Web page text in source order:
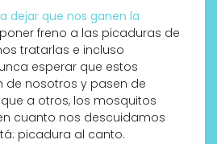
dejar que nos ganen la
freno a las picaduras de
tratarlas e incluso
esperar que estos
de nosotros y pasen de
a otros, los mosquitos
cuanto nos descuidamos
picadura al canto.